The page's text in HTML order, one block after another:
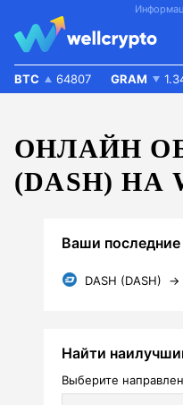
BTC 64807 GRAM
ОНЛАЙН
(DASH) НА
Ваши последние
DASH (DASH) →
Найти
Выберите